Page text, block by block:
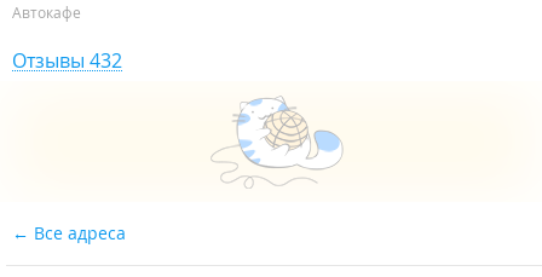
Автокафе
Отзывы 432
Все адреса